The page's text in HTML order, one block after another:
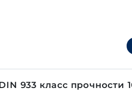
933 класс прочности